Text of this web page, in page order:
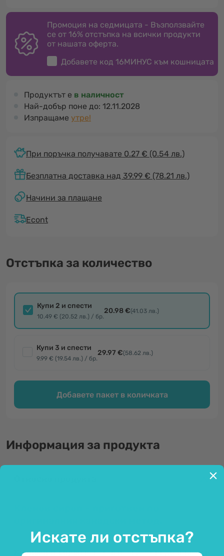
Промоция на седмицата - Възползвайте
се от 16% отстъпка на всички продукти
от нашата оферта.
Добавете код 16МИНУС към кошницата
Продуктът е в наличност
Най-добър поне до: 12.11.2028
Изпращаме утре!
При поръчка получавате 0.27 € (0.54 лв.)
Безплатна доставка над 39.99 € (78.21 лв.)
Начини за плащане
Econt
Отстъпка за количество
Купи 2 и спести
10.49 € (20.52 лв.) / бр.
20.98 €(41.03 лв.)
Купи 3 и спести
9.99 € (19.54 лв.) / бр.
29.97 €(58.62 лв.)
Добавете пакет в количката
Информация за продукта
Кленовият сиропизползван още от индианците и
Искате ли отстъпка?